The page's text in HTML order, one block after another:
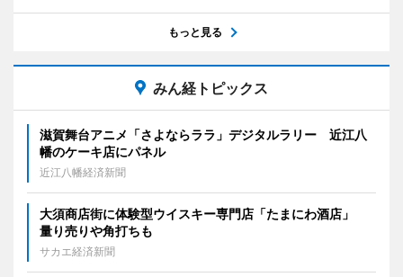
もっと見る
みん経トピックス
滋賀舞台アニメ「さよならララ」デジタルラリー 近江八
幡のケーキ店にパネル
近江八幡経済新聞
大須商店街に体験型ウイスキー専門店「たまにわ酒店」
量り売りや角打ちも
サカエ経済新聞